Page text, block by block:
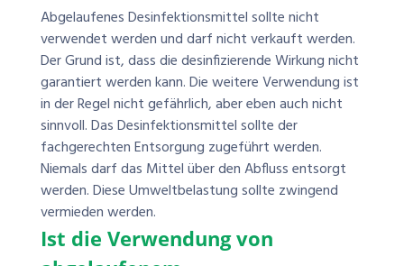
Abgelaufenes Desinfektionsmittel sollte nicht
verwendet werden und darf nicht verkauft werden.
Der Grund ist, dass die desinfizierende Wirkung nicht
garantiert werden kann. Die weitere Verwendung ist
in der Regel nicht gefährlich, aber eben auch nicht
sinnvoll. Das Desinfektionsmittel sollte der
fachgerechten Entsorgung zugeführt werden.
Niemals darf das Mittel über den Abfluss entsorgt
werden. Diese Umweltbelastung sollte zwingend
vermieden werden.
Ist die Verwendung von